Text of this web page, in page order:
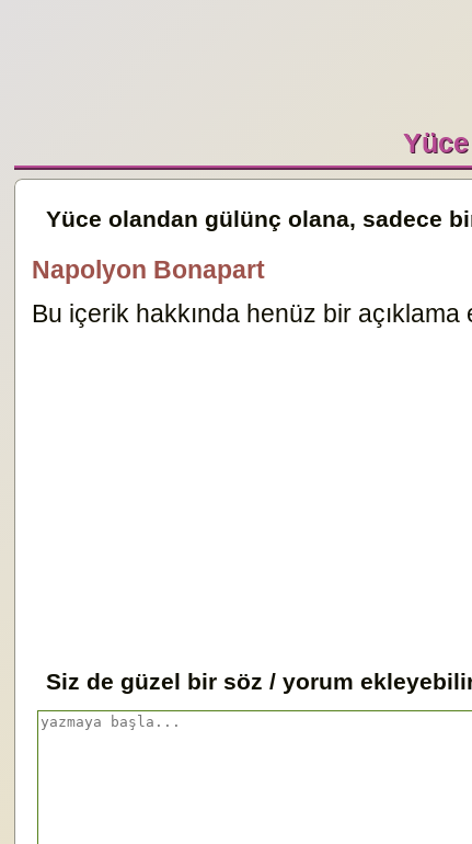
Yüce olandan gülünç olana, sadece
Napolyon Bonapart
Bu içerik hakkında henüz bir
Siz de güzel bir söz / yorum